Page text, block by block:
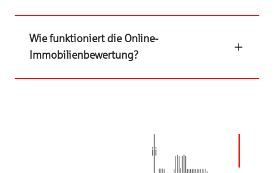
Wie funktioniert die Online-
Immobilienbewertung?